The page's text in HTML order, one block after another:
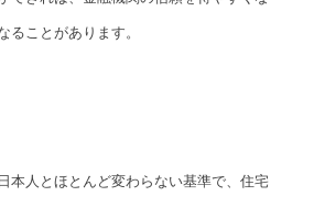
ることがあります。
本人とほとんど変わらない基準で、住宅